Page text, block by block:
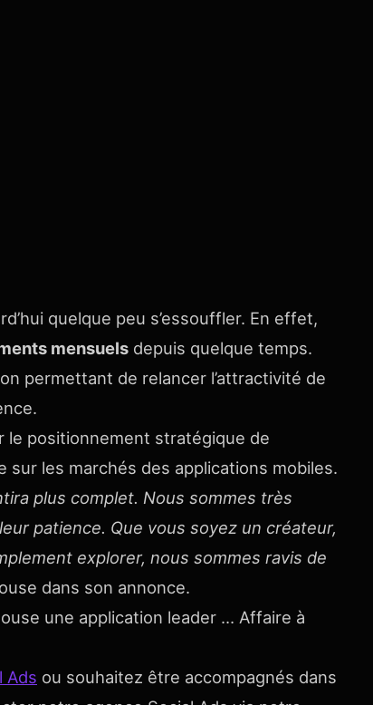
quelque peu s’essouffler. En effet,
mensuels depuis quelque temps.
permettant de relancer l’attractivité de
positionnement stratégique de
sur les marchés des applications mobiles.
plus complet. Nous sommes très
patience. Que vous soyez un créateur,
explorer, nous sommes ravis de
dans son annonce.
une application leader … Affaire à
Ads ou souhaitez être accompagnés dans